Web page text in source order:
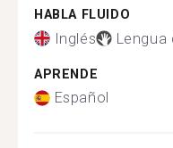
HABLA FLUIDO
Inglés Lengua
APRENDE
Español